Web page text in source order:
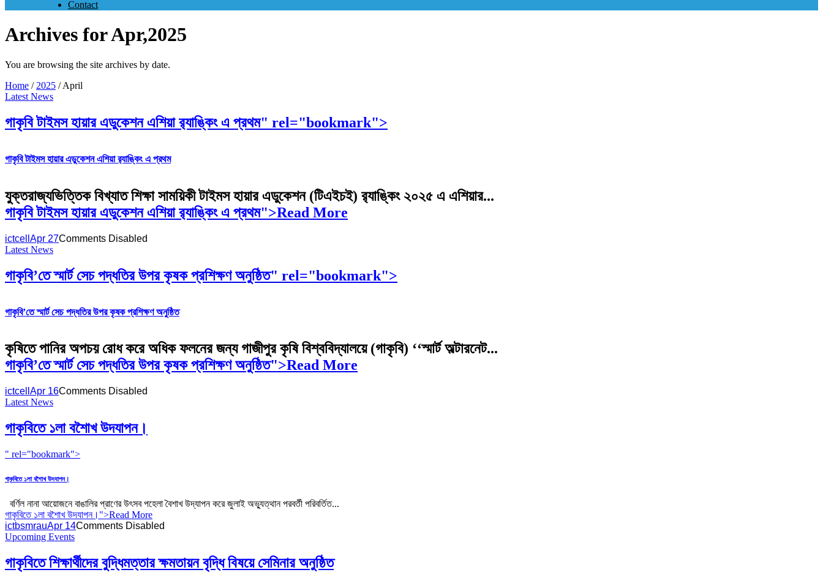
Contact
Archives for Apr,2025
You are browsing the site archives by date.
Home / 2025 /April
Latest News
গাকৃবি টাইমস হায়ার এডুকেশন এশিয়া র‌্যাঙ্কিং এ প্রথম" rel="bookmark">
গাকৃবি টাইমস হায়ার এডুকেশন এশিয়া র‌্যাঙ্কিং এ প্রথম
যুক্তরাজ্যভিত্তিক বিখ্যাত শিক্ষা সাময়িকী টাইমস হায়ার এডুকেশন (টিএইচই) র‌্যাঙ্কিং ২০২৫ এ এশিয়ার...
গাকৃবি টাইমস হায়ার এডুকেশন এশিয়া র‌্যাঙ্কিং এ প্রথম">Read More
ictcell Apr 27Comments Disabled
Latest News
গাকৃবি’তে স্মার্ট সেচ পদ্ধতির উপর কৃষক প্রশিক্ষণ অনুষ্ঠিত" rel="bookmark">
গাকৃবি’তে স্মার্ট সেচ পদ্ধতির উপর কৃষক প্রশিক্ষণ অনুষ্ঠিত
কৃষিতে পানির অপচয় রোধ করে অধিক ফলনের জন্য গাজীপুর কৃষি বিশ্ববিদ্যালয়ে (গাকৃবি) ‘‘স্মার্ট অল্টারনেট...
গাকৃবি’তে স্মার্ট সেচ পদ্ধতির উপর কৃষক প্রশিক্ষণ অনুষ্ঠিত">Read More
ictcell Apr 16Comments Disabled
Latest News
গাকৃবিতে ১লা বশৈাখ উদযাপন।
" rel="bookmark">
গাকৃবিতে ১লা বশৈাখ উদযাপন।
বর্ণিল নানা আয়োজনে বাঙালির প্রাণের উৎসব পহেলা বৈশাখ উদ্যাপন করে জুলাই অভ্যুত্থান পরবর্তী পরিবর্তিত...
গাকৃবিতে ১লা বশৈাখ উদযাপন। ">Read More
ictbsmrauApr 14Comments Disabled
Upcoming Events
গাকৃবিতে শিক্ষার্থীদের বুদ্ধিমত্তার ক্ষমতায়ন বৃদ্ধি বিষয়ে সেমিনার অনুষ্ঠিত